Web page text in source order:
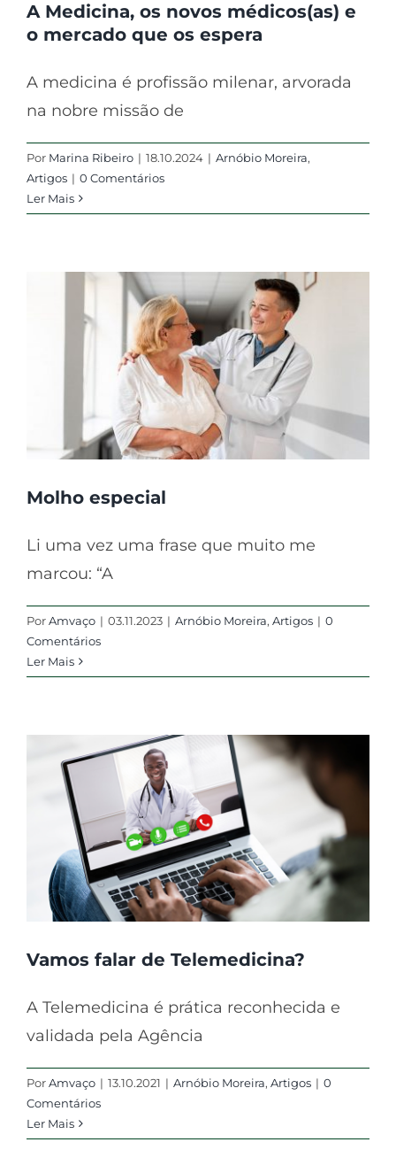
A Medicina, os novos médicos(as) e
o mercado que os espera
A medicina é profissão milenar, arvorada
na nobre missão de
Por Marina Ribeiro | 18.10.2024 | Arnóbio Moreira,
Artigos | 0 Comentários
Ler Mais
Molho especial
Li uma vez uma frase que muito me
marcou: “A
PorAmvaço | 03.11.2023 | Arnóbio Moreira, Artigos | 0
Comentários
Ler Mais
Vamos falar de Telemedicina?
A Telemedicina é prática reconhecida e
validada pela Agência
PorAmvaço | 13.10.2021 | Arnóbio Moreira, Artigos | 0
Comentários
Ler Mais